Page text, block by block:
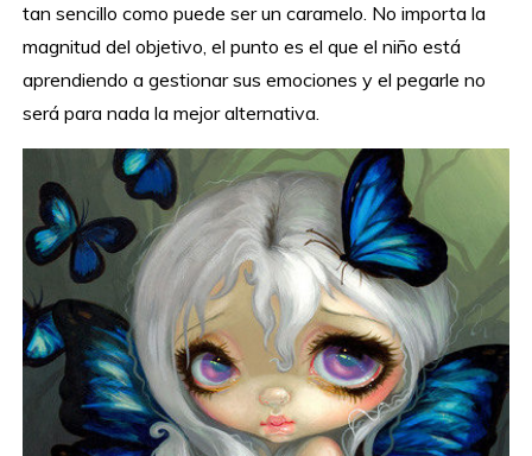
tan sencillo como puede ser un caramelo. No importa la
magnitud del objetivo, el punto es el que el niño está
aprendiendo a gestionar sus emociones y el pegarle no
será para nada la mejor alternativa.